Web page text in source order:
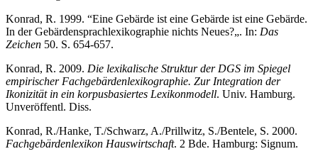
Konrad, R. 1999. “Eine Gebärde ist eine Gebärde ist eine Gebärde.
In der Gebärdensprachlexikographie nichts Neues?„. In: Das
Zeichen 50. S. 654-657.
Konrad, R. 2009. Die lexikalische Struktur der DGS im Spiegel
empirischer Fachgebärdenlexikographie. Zur Integration der
Ikonizität in ein korpusbasiertes Lexikonmodell. Univ. Hamburg.
Unveröffentl. Diss.
Konrad, R./Hanke, T./Schwarz, A./Prillwitz, S./Bentele, S. 2000.
Fachgebärdenlexikon Hauswirtschaft. 2 Bde. Hamburg: Signum.